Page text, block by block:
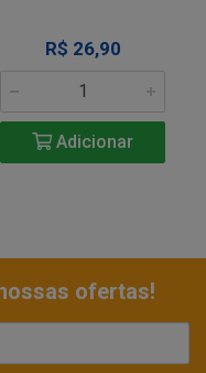
R$ 26,90
Adicionar
ofertas!